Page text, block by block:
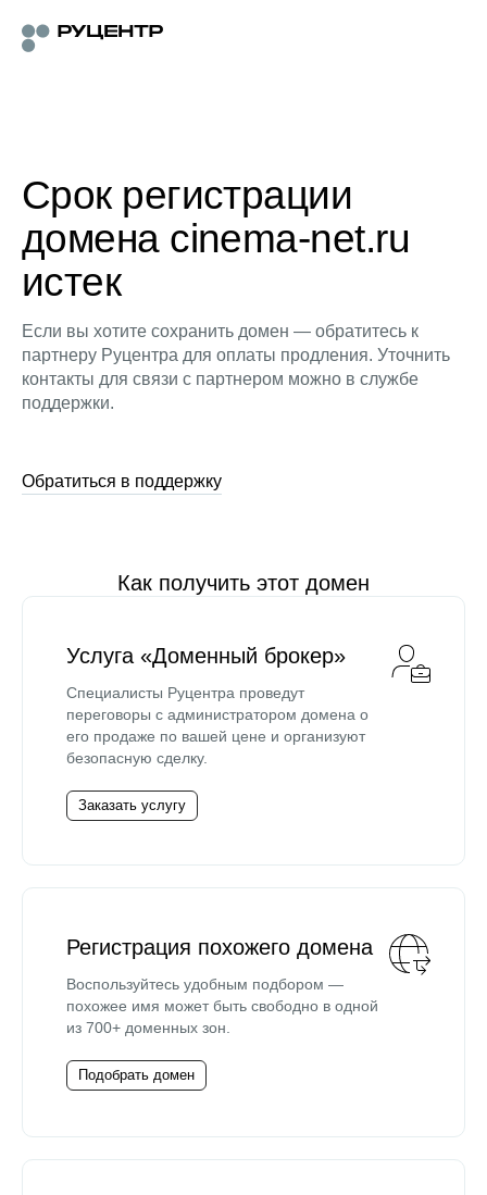
Срок регистрации
домена cinema-net.ru
истек
Если вы хотите сохранить домен — обратитесь к
партнеру Руцентра для оплаты продления. Уточнить
контакты для связи с партнером можно в службе
поддержки.
Обратиться в поддержку
Как получить этот домен
Услуга «Доменный брокер»
Специалисты Руцентра проведут
переговоры с администратором домена о
его продаже по вашей цене и организуют
безопасную сделку.
Заказать услугу
Регистрация похожего домена
Воспользуйтесь удобным подбором —
похожее имя может быть свободно в одной
из 700+ доменных зон.
Подобрать домен